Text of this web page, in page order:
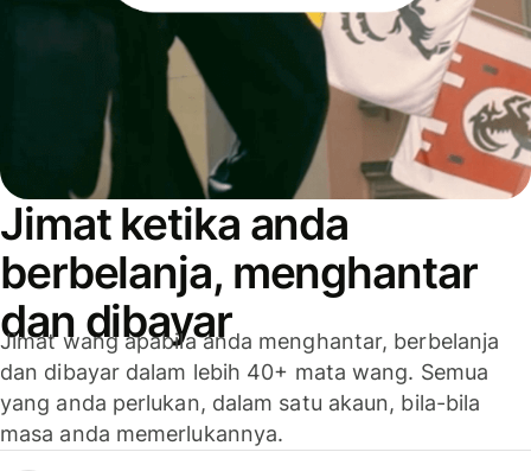
Jimat ketika anda
berbelanja, menghantar
dan dibayar
Jimat wang apabila anda menghantar, berbelanja
dan dibayar dalam lebih 40+ mata wang. Semua
yang anda perlukan, dalam satu akaun, bila-bila
masa anda memerlukannya.